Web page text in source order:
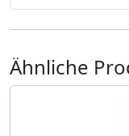
Ähnliche